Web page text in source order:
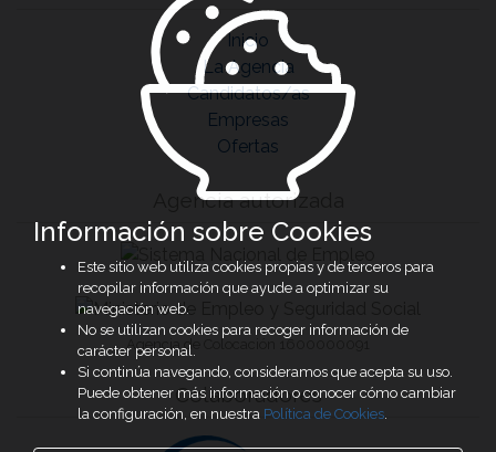
Inicio
La Agencia
Candidatos/as
Empresas
Ofertas
Agencia autorizada
Agencia de Colocación 1600000091
Colaboradores
Información sobre Cookies
Este sitio web utiliza cookies propias y de terceros para
recopilar información que ayude a optimizar su
navegación web.
No se utilizan cookies para recoger información de
carácter personal.
Si continúa navegando, consideramos que acepta su uso.
Puede obtener más información o conocer cómo cambiar
la configuración, en nuestra Política de Cookies.